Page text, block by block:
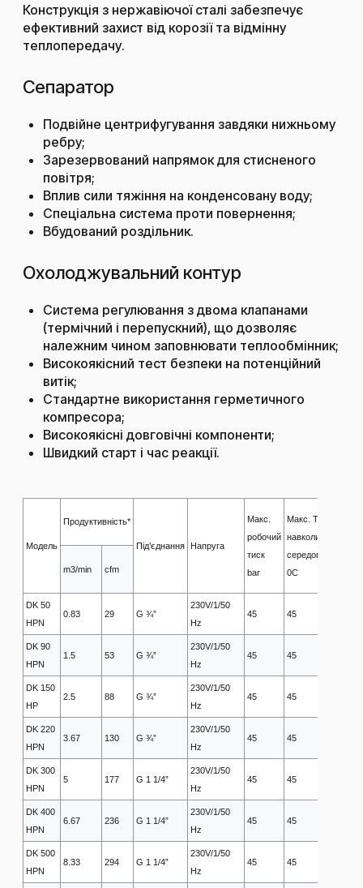
Конструкція з нержавіючої сталі забезпечує
ефективний захист від корозії та відмінну
теплопередачу.
Сепаратор
Подвійне центрифугування завдяки нижньому
ребру;
Зарезервований напрямок для стисненого
повітря;
Вплив сили тяжіння на конденсовану воду;
Спеціальна система проти повернення;
Вбудований роздільник.
Охолоджувальний контур
Система регулювання з двома клапанами
(термічний і перепускний), що дозволяє
належним чином заповнювати теплообмінник;
Високоякісний тест безпеки на потенційний
витік;
Стандартне використання герметичного
компресора;
Високоякісні довговічні компоненти;
Швидкий старт і час реакції.
Модель
Продуктивність*
Під’єднання Напруга
Макс.
робочий
тиск
bar
Макс. Темп.
навколишнього
середовища
0C
m3/min cfm
DK 50
HPN
0.83 29 G ¾”
230V/1/50
Hz
45 45
DK 90
HPN
1.5 53 G ¾”
230V/1/50
Hz
45 45
DK 150
HP
2.5 88 G ¾”
230V/1/50
Hz
45 45
DK 220
HPN
3.67 130 G ¾”
230V/1/50
Hz
45 45
DK 300
HPN
5 177 G 1 1/4”
230V/1/50
Hz
45 45
DK 400
HPN
6.67 236 G 1 1/4”
230V/1/50
Hz
45 45
DK 500
HPN
8.33 294 G 1 1/4”
230V/1/50
Hz
45 45